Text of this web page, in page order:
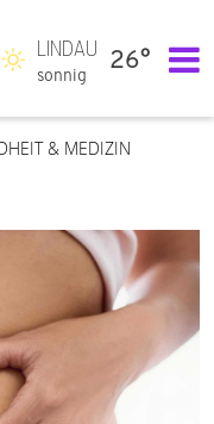
LINDAU
sonnig
26°
& MEDIZIN